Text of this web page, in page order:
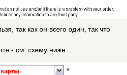
так как он всего один, так что
- см. схему ниже.